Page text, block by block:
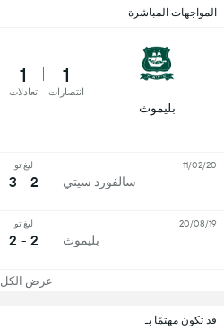
المواجهات المباشرة
بليموث
1
انتصارات
1
تعادلات
سالفورد سيتي
ليغ تو
2 - 3
11/02/20
بليموث
ليغ تو
2 - 2
20/08/19
عرض الكل
قد تكون مهتمًا بـ